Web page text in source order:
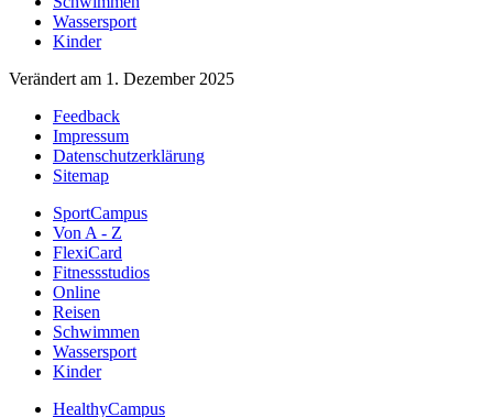
Wassersport
Kinder
Verändert am 1. Dezember 2025
Feedback
Impressum
Datenschutzerklärung
Sitemap
SportCampus
Von A - Z
FlexiCard
Fitnessstudios
Online
Reisen
Schwimmen
Wassersport
Kinder
HealthyCampus